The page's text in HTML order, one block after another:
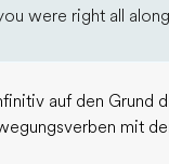
were right all
auf den Grund
mit